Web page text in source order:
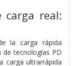
carga real:
la carga rápida
de tecnologías PD
carga ultrarrápida